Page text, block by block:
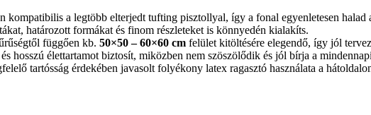
kompatibilis a legtöbb elterjedt tufting pisztollyal, így a fonal egyenletesen halad
határozott formákat és finom részleteket is könnyedén kialakíts.
függően kb. 50×50 – 60×60 cm felület kitöltésére elegendő, így jól
hosszú élettartamot biztosít, miközben nem szöszölődik és jól bírja a
tartósság érdekében javasolt folyékony latex ragasztó használata a